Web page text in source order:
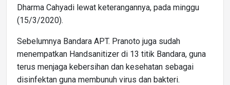
Dharma Cahyadi lewat keterangannya, pada minggu
(15/3/2020).
Sebelumnya Bandara APT. Pranoto juga sudah
menempatkan Handsanitizer di 13 titik Bandara, guna
terus menjaga kebersihan dan kesehatan sebagai
disinfektan guna membunuh virus dan bakteri.